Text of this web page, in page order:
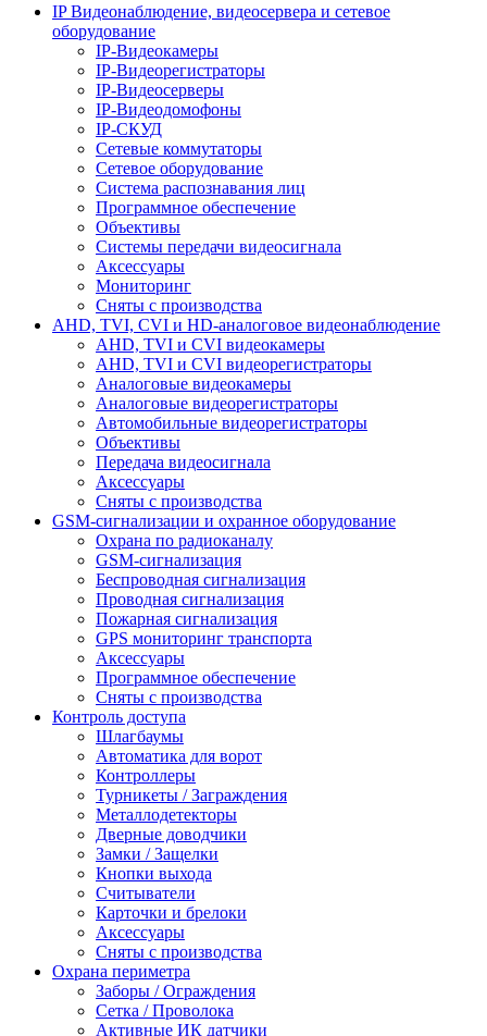
IP Видеонаблюдение, видеосервера и сетевое
оборудование
IP-Видеокамеры
IP-Видеорегистраторы
IP-Видеосерверы
IP-Видеодомофоны
IP-СКУД
Сетевые коммутаторы
Сетевое оборудование
Система распознавания лиц
Программное обеспечение
Объективы
Системы передачи видеосигнала
Аксессуары
Мониторинг
Сняты с производства
AHD, TVI, CVI и HD-аналоговое видеонаблюдение
AHD, TVI и CVI видеокамеры
AHD, TVI и CVI видеорегистраторы
Аналоговые видеокамеры
Аналоговые видеорегистраторы
Автомобильные видеорегистраторы
Объективы
Передача видеосигнала
Аксессуары
Сняты с производства
GSM-сигнализации и охранное оборудование
Охрана по радиоканалу
GSM-сигнализация
Беспроводная сигнализация
Проводная сигнализация
Пожарная сигнализация
GPS мониторинг транспорта
Аксессуары
Программное обеспечение
Сняты с производства
Контроль доступа
Шлагбаумы
Автоматика для ворот
Контроллеры
Турникеты / Заграждения
Металлодетекторы
Дверные доводчики
Замки / Защелки
Кнопки выхода
Считыватели
Карточки и брелоки
Аксессуары
Сняты с производства
Охрана периметра
Заборы / Ограждения
Сетка / Проволока
Активные ИК датчики